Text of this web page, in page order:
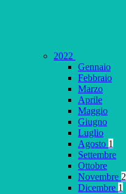
2022
Gennaio
Febbraio
Marzo
Aprile
Maggio
Giugno
Luglio
Agosto 1
Settembre
Ottobre
Novembre 2
Dicembre 1